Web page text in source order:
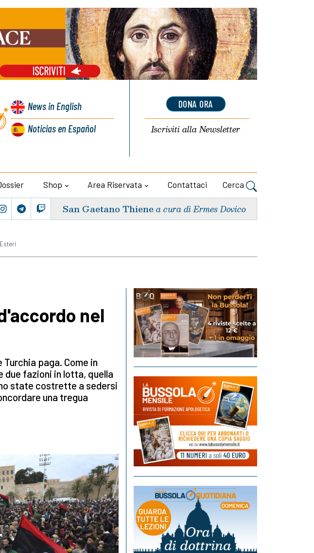
Newsin English
Noticiasen Español
DONA ORA
Iscriviti allaNewsletter
Shop Area Riservata Contattaci Cerca
San Gaetano Thiene a cura di Ermes Dovico
Esteri
nel
paga. Come in
due fazioni in lotta, quella
state costrette a sedersi
una tregua